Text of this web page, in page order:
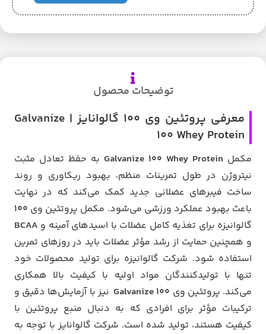
توضیحات محصول
معرفی پروتئین وی 100 گالوانایز | Galvanize
100 Whey Protein
مکمل Galvanize 100 Whey Protein به حفظ تعادل مثبت
نیتروژن در طول تمرینات منظم، بهبود ریکاوری و روند
ساخت فیبرهای عضلانی جدید کمک می‌کند که در نهایت
باعث بهبود عملکرد ورزشی می‌شود. مکمل پروتئین وی 100
گالوانیزه برای تغذیه کامل عضلات با اسیدهای آمینه و BCAA
و همچنین حمایت از رشد مؤثر عضلات باید در روزهای تمرین
استفاده شود. شرکت گالوانیزه برای تولید محصولات خود
تنها با تولید‌کنندگان مواد اولیه با کیفیت بالا همکاری
می‌کند. پروتئین وی 100 Galvanize
نیز با آزمایش‌ها دقیق و
ترکیبات مؤثر برای افرادی که به دنبال منبع پروتئین با
کیفیت هستند، تولید شده است. شرکت گالوانایز با توجه به